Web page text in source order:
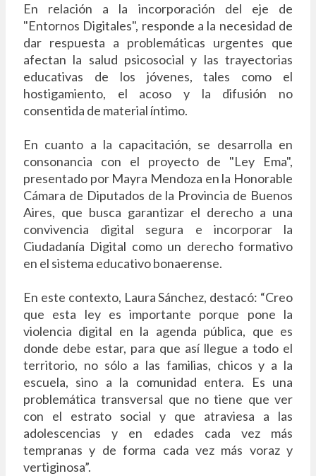
En relación a la incorporación del eje de
"Entornos Digitales", responde a la necesidad de
dar respuesta a problemáticas urgentes que
afectan la salud psicosocial y las trayectorias
educativas de los jóvenes, tales como el
hostigamiento, el acoso y la difusión no
consentida de material íntimo.
En cuanto a la capacitación, se desarrolla en
consonancia con el proyecto de "Ley Ema",
presentado por Mayra Mendoza en la Honorable
Cámara de Diputados de la Provincia de Buenos
Aires, que busca garantizar el derecho a una
convivencia digital segura e incorporar la
Ciudadanía Digital como un derecho formativo
en el sistema educativo bonaerense.
En este contexto, Laura Sánchez, destacó: “Creo
que esta ley es importante porque pone la
violencia digital en la agenda pública, que es
donde debe estar, para que así llegue a todo el
territorio, no sólo a las familias, chicos y a la
escuela, sino a la comunidad entera. Es una
problemática transversal que no tiene que ver
con el estrato social y que atraviesa a las
adolescencias y en edades cada vez más
tempranas y de forma cada vez más voraz y
vertiginosa”.